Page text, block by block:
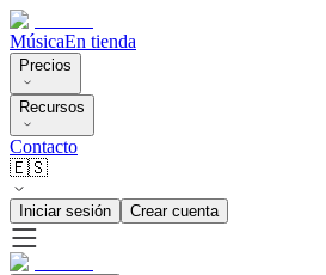
MúsicaEn tienda
Precios
Recursos
Contacto
🇪🇸
Iniciar sesión Crear cuenta